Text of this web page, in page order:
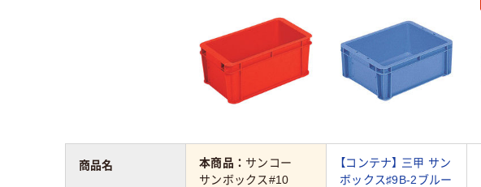
本商品： サンコー
サンボックス#10
【コンテナ】 三甲 サン
ボックス♯9B-2ブルー
商品名